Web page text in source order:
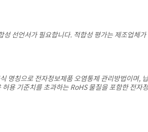
성 선언서가 필요합니다. 적합성 평가는 제조업체
명칭으로 전자정보제품 오염통제 관리방법이며,
용 기준치를 초과하는 RoHS 물질을 포함한 전자